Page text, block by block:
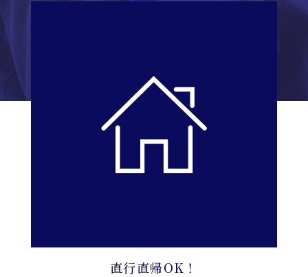
直行直帰OK！